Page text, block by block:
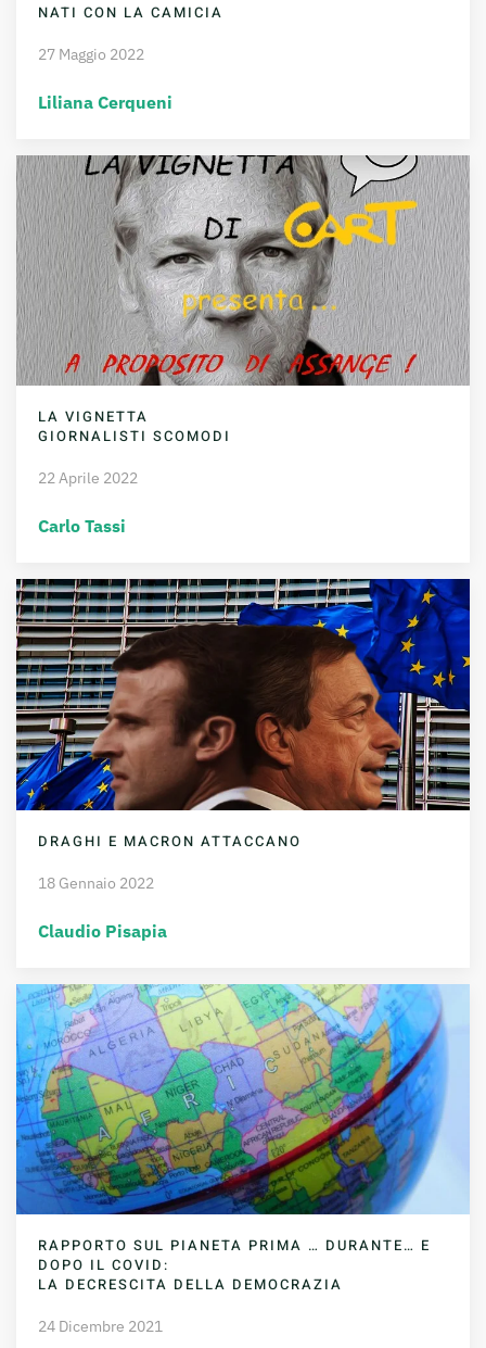
NATI CON LA CAMICIA
27 Maggio 2022
Liliana Cerqueni
LA VIGNETTA
GIORNALISTI SCOMODI
22 Aprile 2022
Carlo Tassi
DRAGHI E MACRON ATTACCANO
18 Gennaio 2022
Claudio Pisapia
RAPPORTO SUL PIANETA PRIMA … DURANTE… E
DOPO IL COVID:
LA DECRESCITA DELLA DEMOCRAZIA
24 Dicembre 2021